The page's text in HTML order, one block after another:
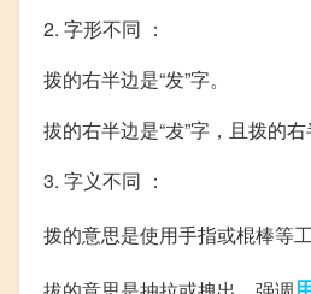
2. 字形不同 ：
拨的右半边是“发”字。
拔的右半边是“犮”字，且拨的
3. 字义不同 ：
拨的意思是使用手指或棍棒等